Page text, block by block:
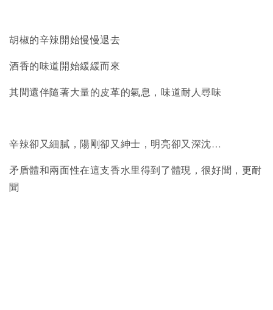
胡椒的辛辣開始慢慢退去
酒香的味道開始緩緩而來
其間還伴隨著大量的皮革的氣息，味道耐人尋味
辛辣卻又細膩，陽剛卻又紳士，明亮卻又深沈…
矛盾體和兩面性在這支香水里得到了體現，很好聞，更耐
聞